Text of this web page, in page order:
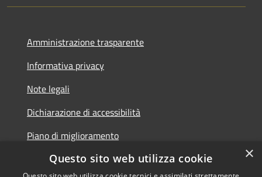
Amministrazione trasparente
Informativa privacy
Note legali
Dichiarazione di accessibilità
Piano di miglioramento
×
Questo sito web utilizza cookie